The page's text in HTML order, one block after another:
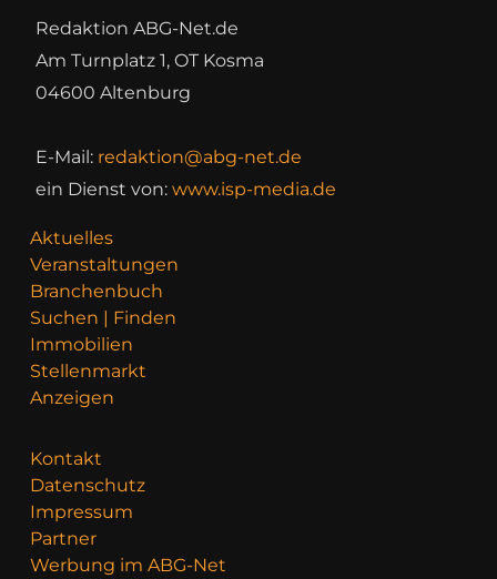
Redaktion ABG-Net.de
Am Turnplatz 1, OT Kosma
04600 Altenburg
E-Mail: redaktion@abg-net.de
ein Dienst von: www.isp-media.de
Aktuelles
Veranstaltungen
Branchenbuch
Suchen | Finden
Immobilien
Stellenmarkt
Anzeigen
Kontakt
Datenschutz
Impressum
Partner
Werbung im ABG-Net